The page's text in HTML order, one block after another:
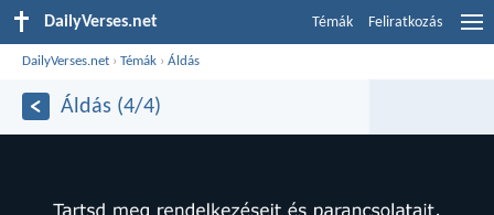
DailyVerses.net Témák Feliratkozás
DailyVerses.net ›Témák ›Áldás
Áldás (4/4)